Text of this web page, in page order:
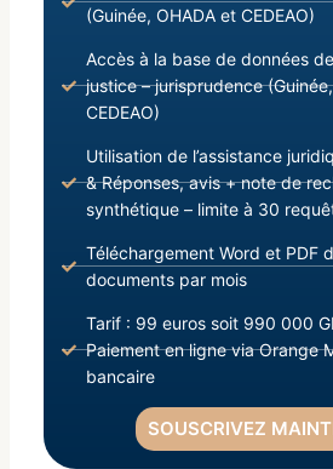
(Guinée, OHADA et CEDEAO)
Accès à la base de données
justice – jurisprudence
CEDEAO)
Utilisation de l’assistance
& Réponses, avis + note de
synthétique – limite à 30
Téléchargement Word et PDF
documents par mois
Tarif : 99 euros soit 990 000
Paiement en ligne via Orange
bancaire
SOUSCRIVEZ